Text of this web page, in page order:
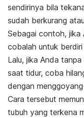
sendirinya bila
sudah berkurang
Sebagai contoh, jika
cobalah untuk
Lalu, jika Anda
saat tidur, coba
dengan
Cara tersebut
tubuh yang terkena